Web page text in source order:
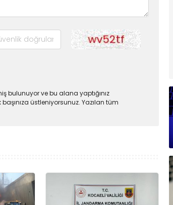
bulunuyor ve bu alana yaptığınız
üstleniyorsunuz. Yazılan tüm